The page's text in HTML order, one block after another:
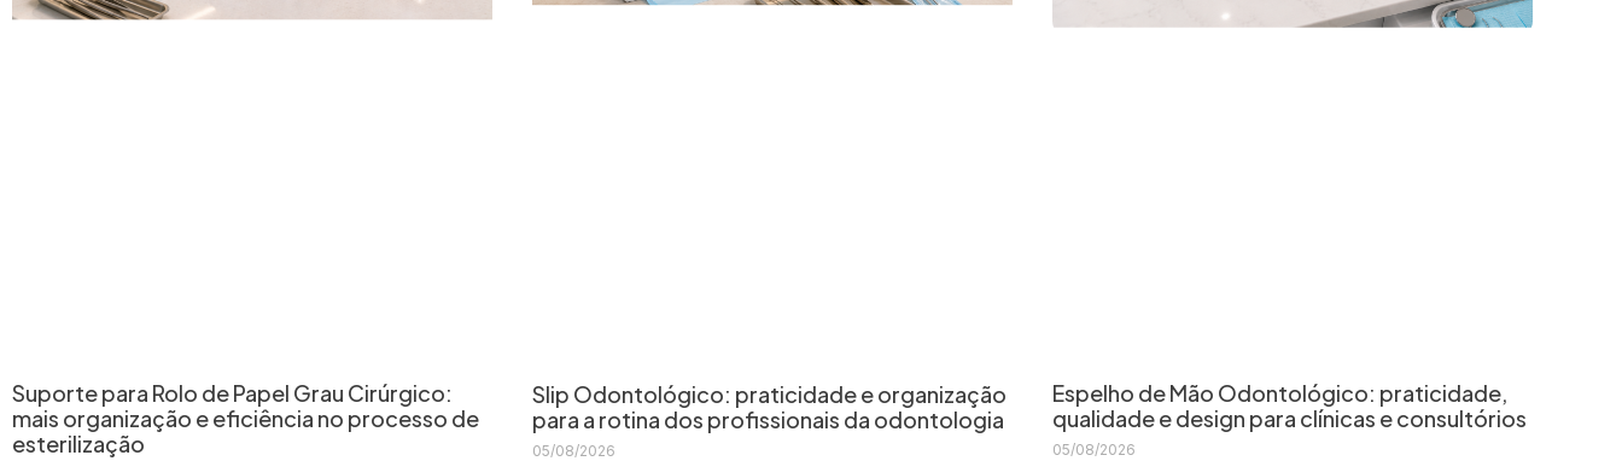
Suporte para Rolo de Papel Grau Cirúrgico:
mais organização e eficiência no processo de
esterilização
Slip Odontológico: praticidade e organização
para a rotina dos profissionais da odontologia
05/08/2026
Espelho de Mão Odontológico: praticidade,
qualidade e design para clínicas e consultórios
05/08/2026